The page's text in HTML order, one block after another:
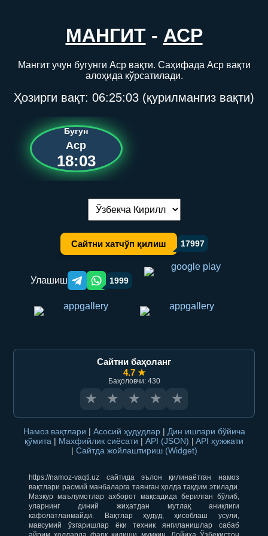
МАНГИТ- АСР
Мангит учун бугунги Аср вақти. Саҳифада Аср вақти
алоҳида кўрсатилади.
Ҳозирги вақт: 06:25:03 (қурилмангиз вақти)
Бугун
Аср
18:03
Тилни алмаштириш:
Сайтни хатчўп қилиш 17997
Улашиш Telegram orqali ulashish
WhatsApp orqali ulashish
1999
Сайтни баҳоланг
4.7 ★
Баҳоловчи: 430
★ ★ ★ ★ ★
Намоз вақтлари | Асосий ҳудудлар | Дин ишлари бўйича
қўмита | Махфийлик сиёсати | API (JSON) | API ҳужжати
| Сайтда жойлаштириш (Widget)
https://namoz-vaqti.uz сайтида эълон қилинаётган намоз
вақтлари расмий манбаларга таянган ҳолда тақдим этилади.
Мазкур маълумотлар ахборот мақсадида берилган бўлиб,
уларнинг диний жиҳатдан мутлақ аниқлиги
кафолатланмайди. Вақтлар ҳудуд, ҳисоблаш усули,
мавсумий ўзгаришлар ёки техник янгиланишлар сабаб